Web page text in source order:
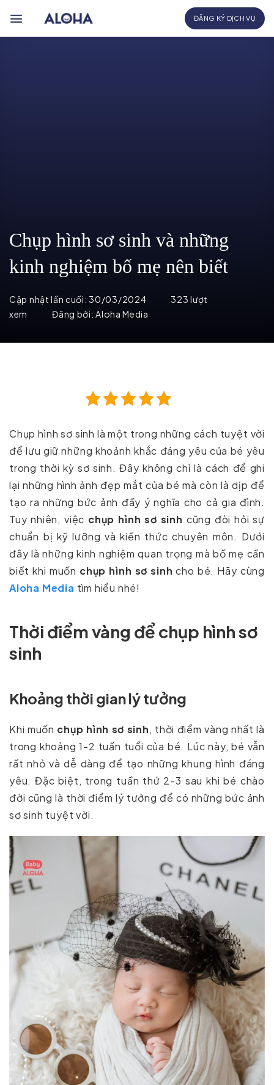
qua
ĐĂNG KÝ DỊCH VỤ
Chụp hình sơ sinh và những
kinh nghiệm bố mẹ nên biết
Cập nhật lần cuối:30/03/2024
323 lượt
xem
Đăng bởi:Aloha Media
Chụp hình sơ sinh là một trong những cách tuyệt vời
để lưu giữ những khoảnh khắc đáng yêu của bé yêu
trong thời kỳ sơ sinh. Đây không chỉ là cách để ghi
lại những hình ảnh đẹp mắt của bé mà còn là dịp để
tạo ra những bức ảnh đầy ý nghĩa cho cả gia đình.
Tuy nhiên, việc chụp hình sơ sinh cũng đòi hỏi sự
chuẩn bị kỹ lưỡng và kiến thức chuyên môn. Dưới
đây là những kinh nghiệm quan trọng mà bố mẹ cần
biết khi muốn chụp hình sơ sinh cho bé. Hãy cùng
Aloha Media tìm hiểu nhé!
Thời điểm vàng để chụp hình sơ
sinh
Khoảng thời gian lý tưởng
Khi muốn chụp hình sơ sinh, thời điểm vàng nhất là
trong khoảng 1-2 tuần tuổi của bé. Lúc này, bé vẫn
rất nhỏ và dễ dàng để tạo những khung hình đáng
yêu. Đặc biệt, trong tuần thứ 2-3 sau khi bé chào
đời cũng là thời điểm lý tưởng để có những bức ảnh
sơ sinh tuyệt vời.